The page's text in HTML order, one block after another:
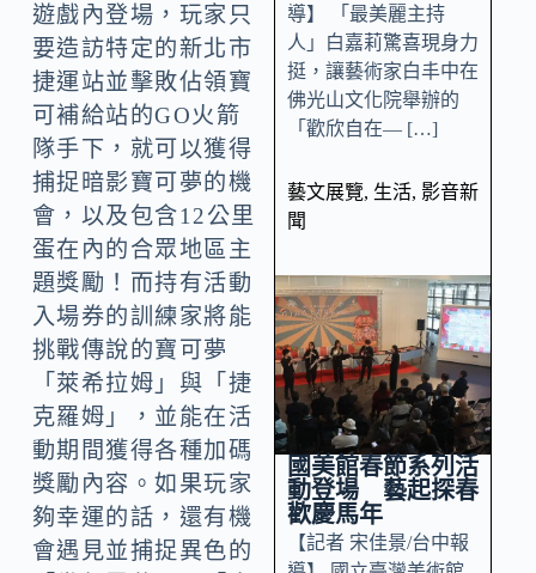
遊戲內登場，玩家只
要造訪特定的新北市
捷運站並擊敗佔領寶
可補給站的GO火箭
隊手下，就可以獲得
捕捉暗影寶可夢的機
會，以及包含12公里
蛋在內的合眾地區主
題獎勵！而持有活動
入場券的訓練家將能
挑戰傳說的寶可夢
「萊希拉姆」與「捷
克羅姆」，並能在活
動期間獲得各種加碼
獎勵內容。如果玩家
夠幸運的話，還有機
會遇見並捕捉異色的
導】 「最美麗主持
人」白嘉莉驚喜現身力
挺，讓藝術家白丰中在
佛光山文化院舉辦的
「歡欣自在— […]
藝文展覽, 生活, 影音新
聞
國美館春節系列活
動登場 藝起探春
歡慶馬年
【記者 宋佳景/台中報